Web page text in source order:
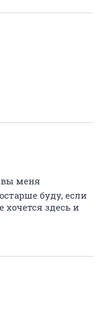
вы меня
буду, если
хочется здесь и